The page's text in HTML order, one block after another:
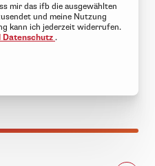
mir das ifb die ausgewählten
und meine Nutzung
kann ich jederzeit widerrufen.
Datenschutz .